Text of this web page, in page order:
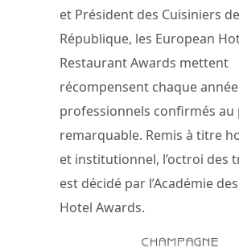
et Président des Cuisiniers
République, les European
Restaurant Awards mettent
récompensent chaque
professionnels confirmés au
remarquable. Remis à titre
et institutionnel, l’octroi des
est décidé par l’Académie
Hotel Awards.